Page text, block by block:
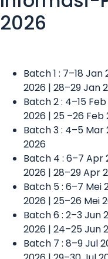
2026
Batch 1 : 7–18 Jan
2026 | 28–29 Jan
Batch 2 : 4–15 Feb
2026 | 25 –26 Feb
Batch 3 : 4–5 Mar
2026
Batch 4 : 6–7 Apr
2026 | 28–29 Apr
Batch 5 : 6–7 Mei
2026 | 25–26 Mei
Batch 6 : 2–3 Jun
2026 | 24–25 Jun
Batch 7 : 8–9 Jul